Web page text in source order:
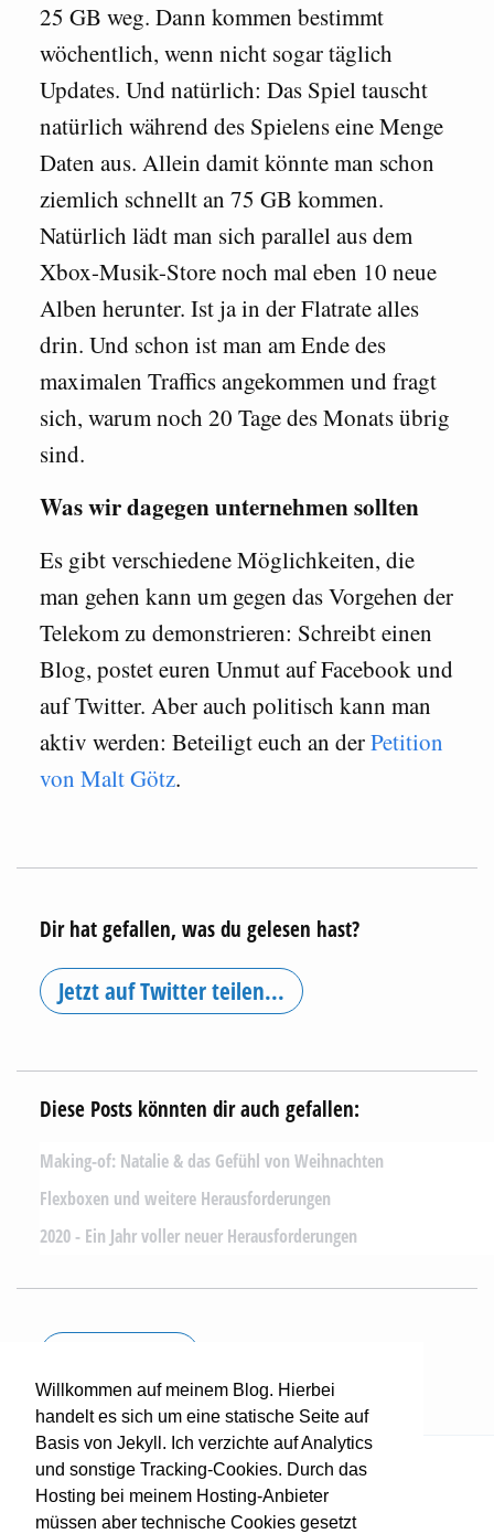
Willkommen auf meinem Blog. Hierbei
handelt es sich um eine statische Seite auf
Basis von Jekyll. Ich verzichte auf Analytics
und sonstige Tracking-Cookies. Durch das
Hosting bei meinem Hosting-Anbieter
müssen aber technische Cookies gesetzt
25 GB weg. Dann kommen bestimmt
wöchentlich, wenn nicht sogar täglich
Updates. Und natürlich: Das Spiel tauscht
natürlich während des Spielens eine Menge
Daten aus. Allein damit könnte man schon
ziemlich schnellt an 75 GB kommen.
Natürlich lädt man sich parallel aus dem
Xbox-Musik-Store noch mal eben 10 neue
Alben herunter. Ist ja in der Flatrate alles
drin. Und schon ist man am Ende des
maximalen Traffics angekommen und fragt
sich, warum noch 20 Tage des Monats übrig
sind.
Was wir dagegen unternehmen sollten
Es gibt verschiedene Möglichkeiten, die
man gehen kann um gegen das Vorgehen der
Telekom zu demonstrieren: Schreibt einen
Blog, postet euren Unmut auf Facebook und
auf Twitter. Aber auch politisch kann man
aktiv werden: Beteiligt euch an derPetition
von Malt Götz.
Dir hat gefallen, was du gelesen hast?
Jetzt auf Twitter teilen...
Diese Posts könnten dir auch gefallen:
Making-of: Natalie & das Gefühl von Weihnachten
Flexboxen und weitere Herausforderungen
2020 - Ein Jahr voller neuer Herausforderungen
Ich blogge hier seit 2011.
Über mich
Datenschutz
Impressum
RSS-Feed